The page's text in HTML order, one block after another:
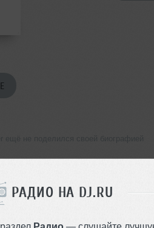
РАДИО НА DJ.RU
Радио — слушайте